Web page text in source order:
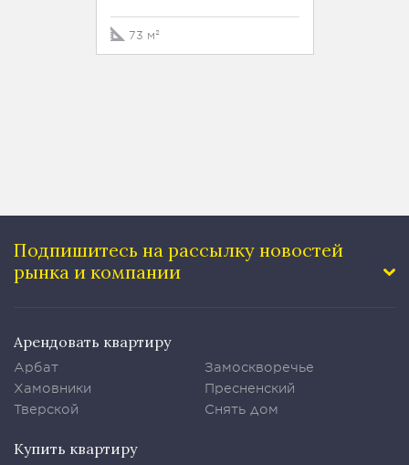
73 м²
Подпишитесь на рассылку новостей
рынка и компании
Арендовать квартиру
Арбат
Хамовники
Тверской
Замоскворечье
Пресненский
Снять дом
Купить квартиру